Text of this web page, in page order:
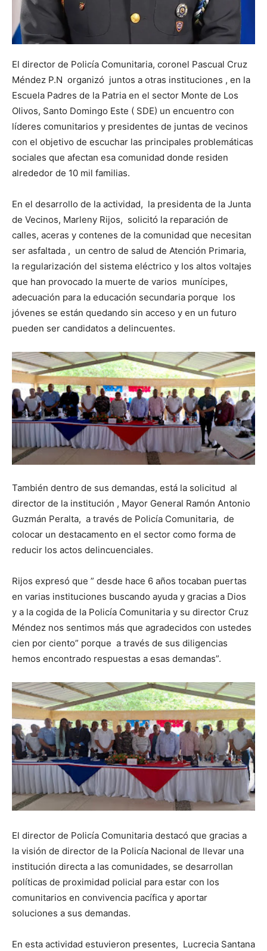
El director de Policía Comunitaria, coronel Pascual Cruz
Méndez P.N organizó juntos a otras instituciones , en la
Escuela Padres de la Patria en el sector Monte de Los
Olivos, Santo Domingo Este ( SDE) un encuentro con
líderes comunitarios y presidentes de juntas de vecinos
con el objetivo de escuchar las principales problemáticas
sociales que afectan esa comunidad donde residen
alrededor de 10 mil familias.
En el desarrollo de la actividad, la presidenta de la Junta
de Vecinos, Marleny Rijos, solicitó la reparación de
calles, aceras y contenes de la comunidad que necesitan
ser asfaltada , un centro de salud de Atención Primaria,
la regularización del sistema eléctrico y los altos voltajes
que han provocado la muerte de varios munícipes,
adecuación para la educación secundaria porque los
jóvenes se están quedando sin acceso y en un futuro
pueden ser candidatos a delincuentes.
También dentro de sus demandas, está la solicitud al
director de la institución , Mayor General Ramón Antonio
Guzmán Peralta, a través de Policía Comunitaria, de
colocar un destacamento en el sector como forma de
reducir los actos delincuenciales.
Rijos expresó que ” desde hace 6 años tocaban puertas
en varias instituciones buscando ayuda y gracias a Dios
y a la cogida de la Policía Comunitaria y su director Cruz
Méndez nos sentimos más que agradecidos con ustedes
cien por ciento” porque a través de sus diligencias
hemos encontrado respuestas a esas demandas”.
El director de Policía Comunitaria destacó que gracias a
la visión de director de la Policía Nacional de llevar una
institución directa a las comunidades, se desarrollan
políticas de proximidad policial para estar con los
comunitarios en convivencia pacífica y aportar
soluciones a sus demandas.
En esta actividad estuvieron presentes, Lucrecia Santana